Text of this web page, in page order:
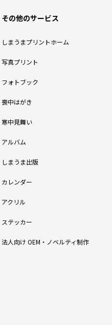
その他のサービス
しまうまプリントホーム
写真プリント
フォトブック
喪中はがき
寒中見舞い
アルバム
しまうま出版
カレンダー
アクリル
ステッカー
法人向け OEM・ノベルティ制作